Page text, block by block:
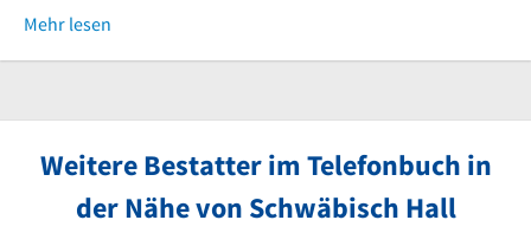
Mehr lesen
Weitere Bestatter im Telefonbuch in
der Nähe von Schwäbisch Hall